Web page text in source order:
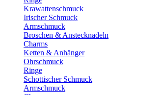
Krawattenschmuck
Irischer Schmuck
Armschmuck
Broschen & Anstecknadeln
Charms
Ketten & Anhänger
Ohrschmuck
Ringe
Schottischer Schmuck
Armschmuck